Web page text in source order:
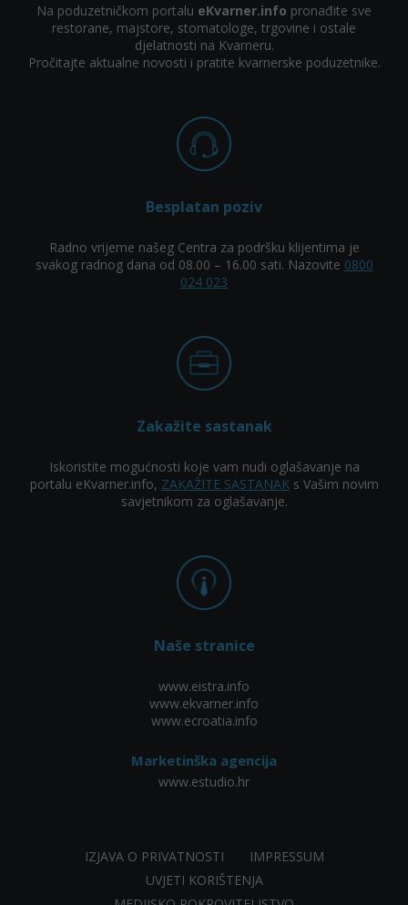
Na poduzetničkom portalu eKvarner.info pronađite sve
restorane, majstore, stomatologe, trgovine i ostale
djelatnosti na Kvarneru.
Pročitajte aktualne novosti i pratite kvarnerske poduzetnike.
Besplatan poziv
Radno vrijeme našeg Centra za podršku klijentima je
svakog radnog dana od 08.00 – 16.00 sati. Nazovite 0800
024 023
Zakažite sastanak
Iskoristite mogućnosti koje vam nudi oglašavanje na
portalu eKvarner.info, ZAKAŽITE SASTANAKs Vašim novim
savjetnikom za oglašavanje.
Naše stranice
www.eistra.info
www.ekvarner.info
www.ecroatia.info
Marketinška agencija
www.estudio.hr
IZJAVA O PRIVATNOSTI
IMPRESSUM
UVJETI KORIŠTENJA